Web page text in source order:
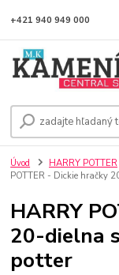
+421 940 949 000
Úvod HARRY POTTER
POTTER - Dickie hračky
HARRY
20-dielna
potter